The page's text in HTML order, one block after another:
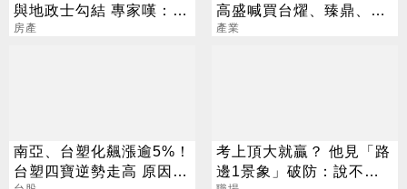
與地政士勾結 專家嘆：徹
查恐血流成河
房產
高盛喊買台燿、臻鼎、台
產業
南亞、台塑化飆漲逾5%！
台塑四寶逆勢走高 原因找
考上頂大就贏？ 他見「路
邊1景象」破防：說不清